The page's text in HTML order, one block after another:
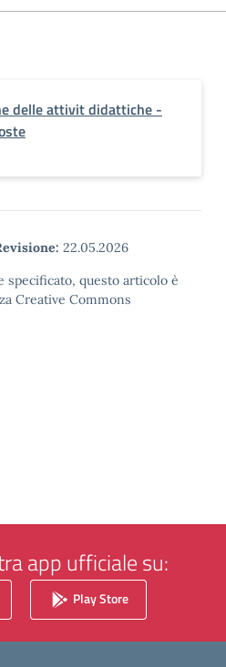
delle attivit didattiche -
22.05.2026
specificato, questo articolo è
Creative Commons
app ufficiale su:
Play Store